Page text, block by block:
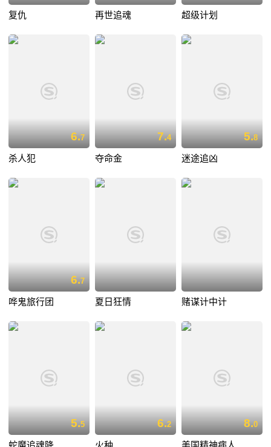
复仇 再世追魂 超级计划
6.7
杀人犯
7.4
夺命金
5.8
迷途追凶
6.7
哗鬼旅行团 夏日狂情 赌谋计中计
5.5 6.2 8.0